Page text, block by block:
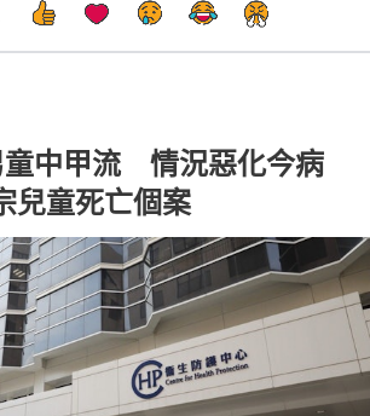
童中甲流 情況惡化今病
童死亡個案